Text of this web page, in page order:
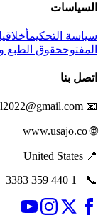
السياسات
سياسة التحكيم
المفتوححقوق الطبع
اتصل بنا
📧
🌐 www.usajo.co
📍 United States
📞
+1 440 359 3383